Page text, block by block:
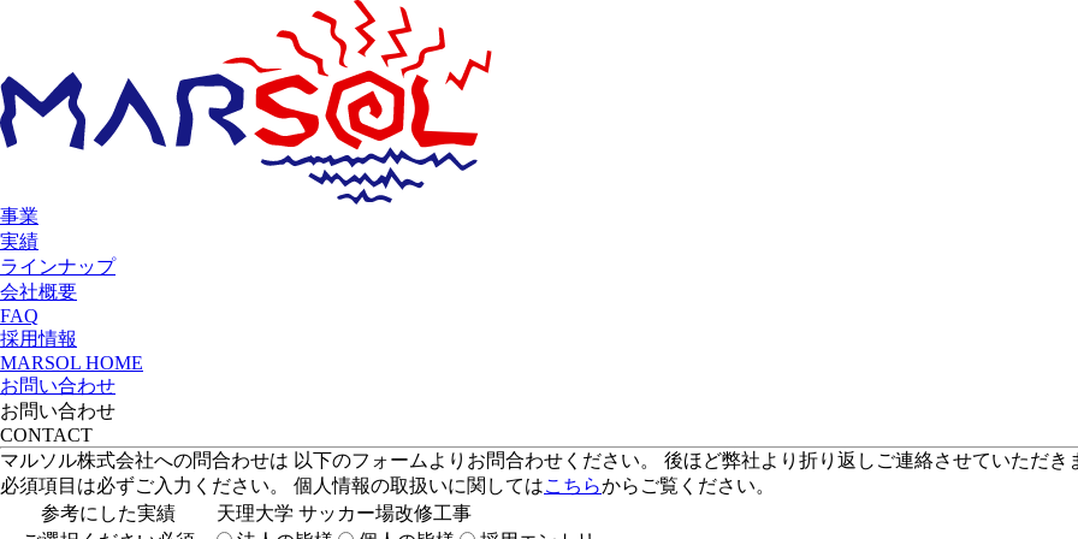
事業
実績
ラインナップ
会社概要
FAQ
採用情報
MARSOL HOME
お問い合わせ
お問い合わせ
CONTACT
マルソル株式会社への問合わせは 以下のフォームよりお問合わせください。 後ほど弊社より折り返しご連絡させていただき
必須項目は必ずご入力ください。 個人情報の取扱いに関してはこちらからご覧ください。
参考にした実績
天理大学 サッカー場改修工事